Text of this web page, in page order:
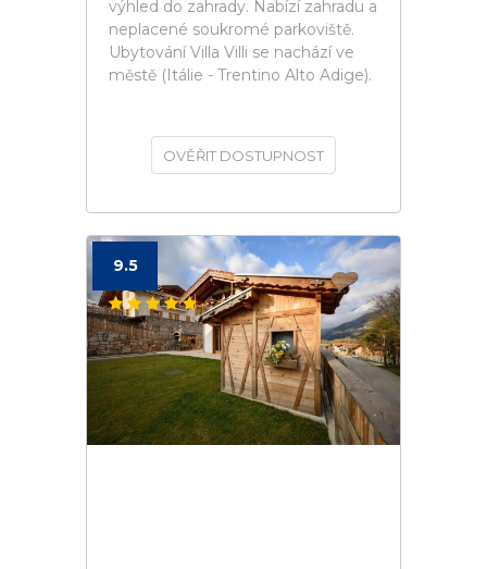
výhled do zahrady. Nabízí zahradu a
neplacené soukromé parkoviště.
Ubytování Villa Villi se nachází ve
městě (Itálie - Trentino Alto Adige).
OVĚŘIT DOSTUPNOST
9.5